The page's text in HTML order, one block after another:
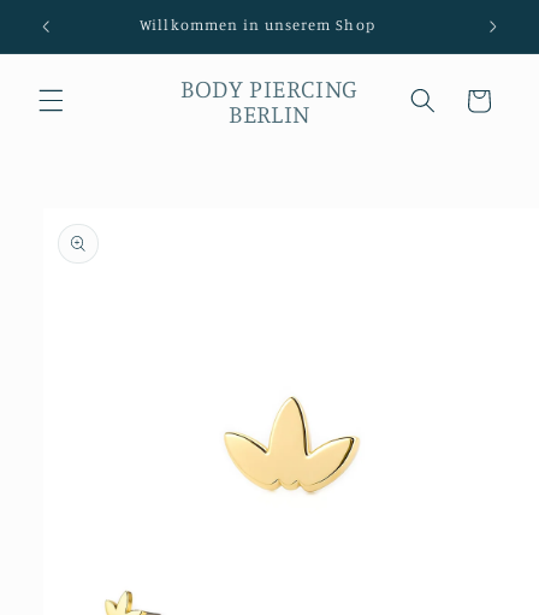
zum
Inhalt
Willkommen in unserem Shop
BODY PIERCING
BERLIN
Warenkorb